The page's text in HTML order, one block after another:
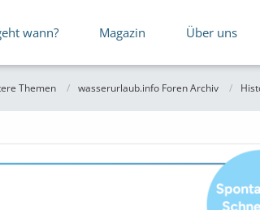
wann? Magazin Über uns
Themen wasserurlaub.info Foren Archiv